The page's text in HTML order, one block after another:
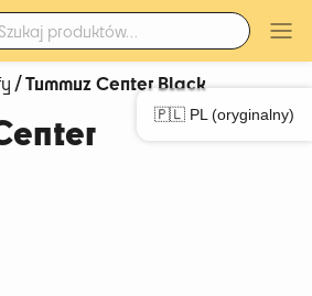
🇵🇱 PL (oryginalny)
/ Tummuz Center Black